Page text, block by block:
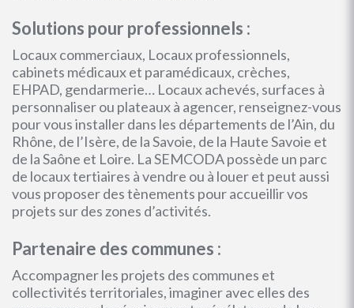
Solutions pour professionnels :
Locaux commerciaux, Locaux professionnels,
cabinets médicaux et paramédicaux, crèches,
EHPAD, gendarmerie… Locaux achevés, surfaces à
personnaliser ou plateaux à agencer, renseignez-vous
pour vous installer dans les départements de l’Ain, du
Rhône, de l’Isère, de la Savoie, de la Haute Savoie et
de la Saône et Loire. La SEMCODA possède un parc
de locaux tertiaires à vendre ou à louer et peut aussi
vous proposer des tènements pour accueillir vos
projets sur des zones d’activités.
Partenaire des communes :
Accompagner les projets des communes et
collectivités territoriales, imaginer avec elles des